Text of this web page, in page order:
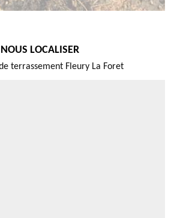
NOUS LOCALISER
terrassement Fleury La Foret